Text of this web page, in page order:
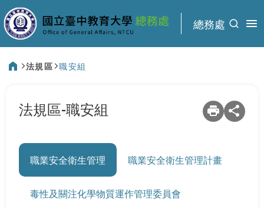
總務處
法規區 職安組
法規區-職安組
職業安全衛生管理 職業安全衛生管理計畫
毒性及關注化學物質運作管理委員會